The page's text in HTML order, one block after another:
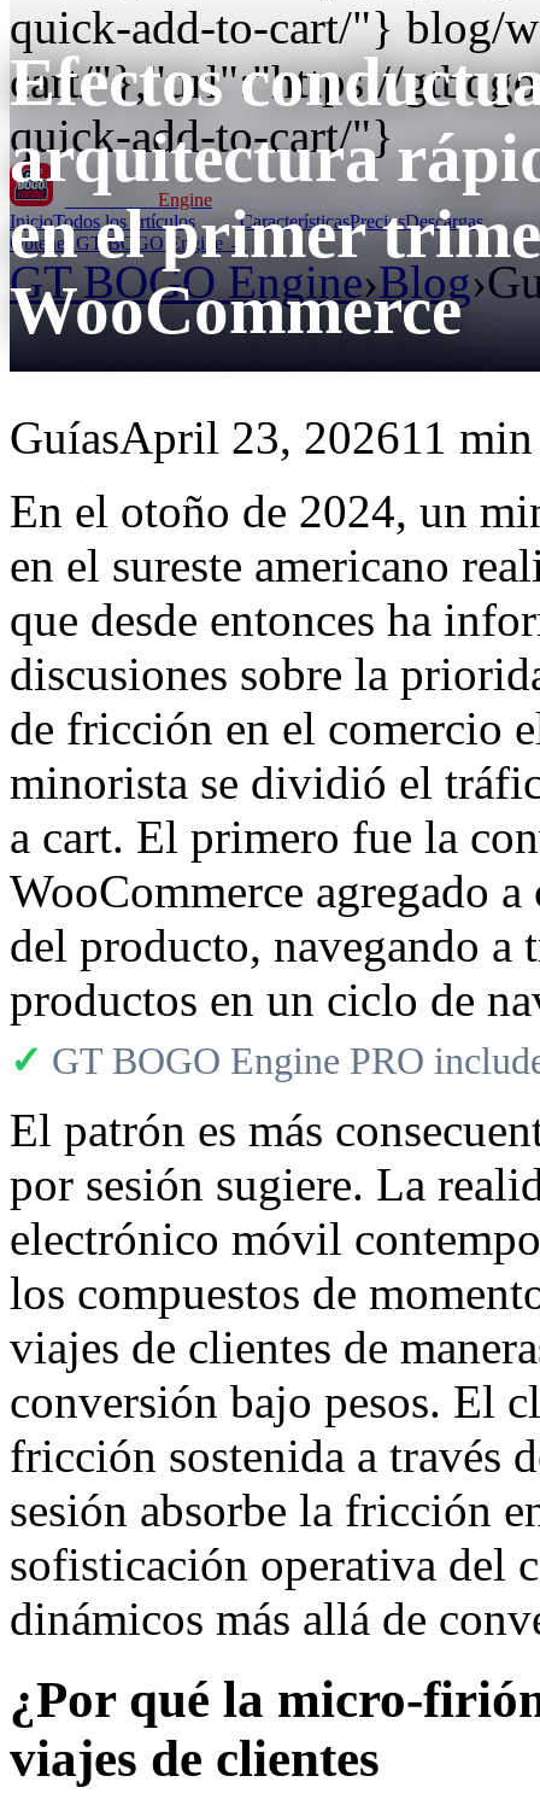
quick-add-to-cart/"} blog/
cart/"},"url":"https://
quick-add-to-cart/"}
GT BOGO Engine
InicioTodos los artículos CaracterísticasPreciosDescargas
Obtener GT BOGO Engine →
GT BOGO Engine›Blog›
Efectos
arquitectura
en el primer
WooCommerce
GuíasApril 23, 202611
En el otoño de 2024, un
en el sureste americano
que desde entonces ha
discusiones sobre la
de fricción en el comercio
minorista se dividió el
a cart. El primero fue la
WooCommerce agregado
del producto, navegando a
productos en un ciclo de
✓ GT BOGO Engine PRO
El patrón es más
por sesión sugiere. La
electrónico móvil
los compuestos de
viajes de clientes de
conversión bajo pesos. El
fricción sostenida a través
sesión absorbe la fricción
sofisticación operativa del
dinámicos más allá de
¿Por qué la micro-
viajes de clientes